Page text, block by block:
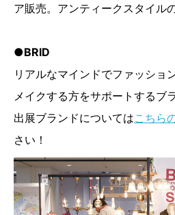
ア販売。アンティークスタイル
●BRID
リアルなマインドでファッショ
メイクする方をサポートするブ
出展ブランドについてはこちら
さい！